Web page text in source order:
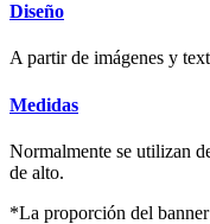
Diseño
A partir de imágenes y
Medidas
Normalmente se utilizan
de alto.
*La proporción del